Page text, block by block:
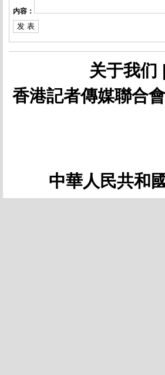
内容：
关于我们 |
香港記者傳媒聯合
中華人民共和